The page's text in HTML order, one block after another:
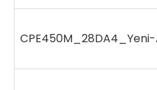
CPE450M_28DA4_Yeni-